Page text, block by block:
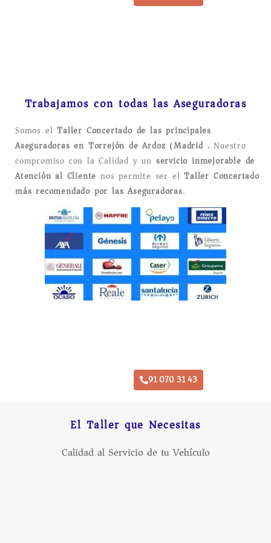
Trabajamos con todas las Aseguradoras
Somos elTaller Concertado de las principales
Aseguradoras en Torrejón de Ardoz (Madrid).Nuestro
compromiso con la Calidad y un servicio inmejorable de
Atención al Clientenos permite ser elTaller Concertado
más recomendado por las Aseguradoras.
91 070 31 43
El Taller que Necesitas
Calidad al Servicio de tu Vehículo